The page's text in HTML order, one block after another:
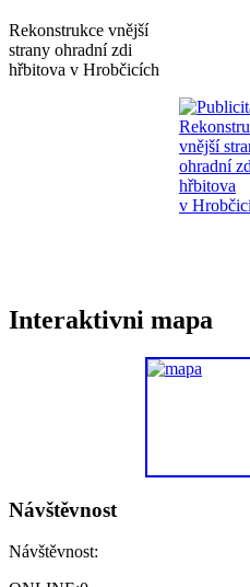
Rekonstrukce vnější
strany ohradní zdi
hřbitova v Hrobčicích
Interaktivni mapa
Návštěvnost
Návštěvnost: